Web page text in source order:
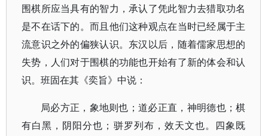
围棋所应当具有的智力，承认了凭此智力去猎取功名
是不在话下的。而且他们这种观点在当时已经属于主
流意识之外的偏狭认识。东汉以后，随着儒家思想的
失势，人们对于围棋的功能也开始有了新的体会和认
识。班固在其《奕旨》中说：
局必方正，象地则也；道必正直，神明德也；棋
有白黑，阴阳分也；骈罗列布，效天文也。四象既